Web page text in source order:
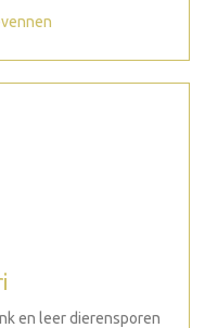
en leer dierensporen